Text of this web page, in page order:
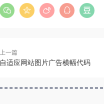
上一篇
自适应网站图片广告横幅代码